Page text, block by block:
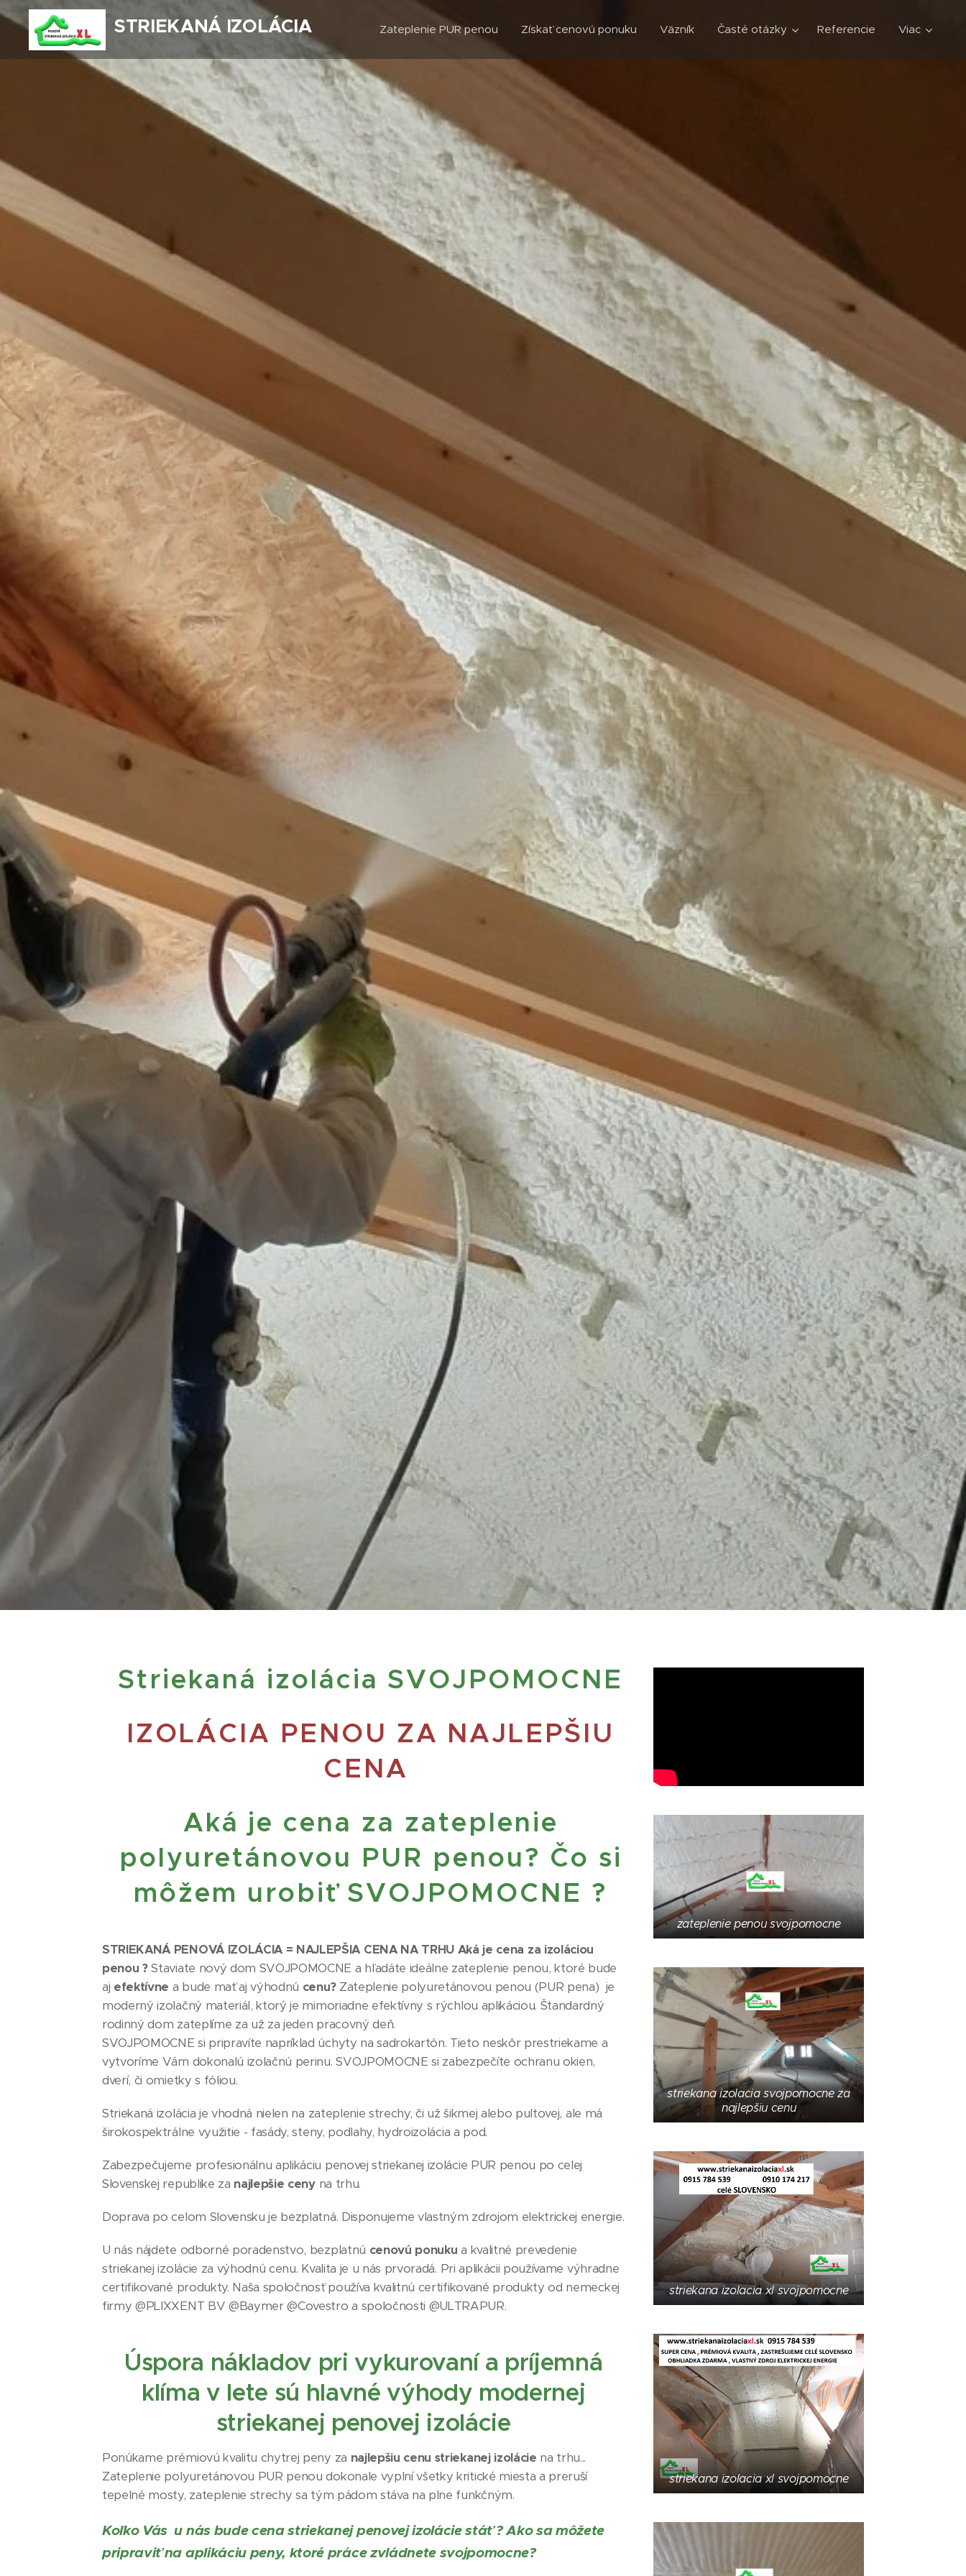
STRIEKANÁ IZOLÁCIA
XL
Zateplenie PUR penou Získať cenovú ponuku Väzník Časté otázky Referencie Viac
Striekaná izolácia SVOJPOMOCNE
IZOLÁCIA PENOU ZA NAJLEPŠIU
CENA
Aká je cena za zateplenie
polyuretánovou PUR penou? Čo si
môžem urobiť SVOJPOMOCNE ?
STRIEKANÁ PENOVÁ IZOLÁCIA = NAJLEPŠIA CENA NA TRHU Aká je cena za izoláciou
penou ?Staviate nový dom SVOJPOMOCNE a hľadáte ideálne zateplenie penou, ktoré bude
aj efektívne a bude mať aj výhodnú cenu?Zateplenie polyuretánovou penou (PUR pena) je
moderný izolačný materiál, ktorý je mimoriadne efektívny s rýchlou aplikáciou. Štandardný
rodinný dom zateplíme za už za jeden pracovný deň.
SVOJPOMOCNE si pripravíte napríklad úchyty na sadrokartón. Tieto neskôr prestriekame a
vytvoríme Vám dokonalú izolačnú perinu. SVOJPOMOCNE si zabezpečíte ochranu okien,
dverí, či omietky s fóliou.
Striekaná izolácia je vhodná nielen na zateplenie strechy, či už šikmej alebo pultovej, ale má
širokospektrálne využitie - fasády, steny, podlahy, hydroizolácia a pod.
Zabezpečujeme profesionálnu aplikáciu penovej striekanej izolácie PUR penou po celej
Slovenskej republike za najlepšie cenyna trhu.
Doprava po celom Slovensku je bezplatná. Disponujeme vlastným zdrojom elektrickej energie.
U nás nájdete odborné poradenstvo, bezplatnú cenovú ponukua kvalitné prevedenie
striekanej izolácie za výhodnú cenu. Kvalita je u nás prvoradá. Pri aplikácii používame výhradne
certifikované produkty. Naša spoločnosť používa kvalitnú certifikované produkty od nemeckej
firmy @PLIXXENT BV @Baymer @Covestro a spoločnosti @ULTRAPUR.
Úspora nákladov pri vykurovaní a príjemná
klíma v lete sú hlavné výhody modernej
striekanej penovej izolácie
Ponúkame prémiovú kvalitu chytrej peny za najlepšiu cenu striekanej izolácie na trhu...
Zateplenie polyuretánovou PUR penou dokonale vyplní všetky kritické miesta a preruší
tepelné mosty, zateplenie strechy sa tým pádom stáva na plne funkčným.
Koľko Vás u nás budecena striekanej penovej izoláciestáť ? Ako sa môžete
pripraviť na aplikáciu peny, ktoré práce zvládnete svojpomocne?
zateplenie penou svojpomocne
striekana izolacia svojpomocne za
najlepšiu cenu
striekana izolacia xl svojpomocne
striekana izolacia xl svojpomocne